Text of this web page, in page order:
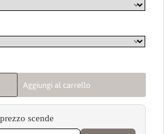
Aggiungi al carrello
scende